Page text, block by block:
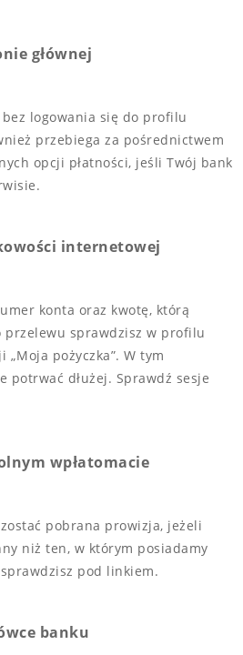
głównej
bez logowania się do profilu
przebiega za pośrednictwem
opcji płatności, jeśli Twój bank
internetowej
konta oraz kwotę, którą
przelewu sprawdzisz w profilu
„Moja pożyczka”. W tym
potrwać dłużej. Sprawdź sesje
wpłatomacie
pobrana prowizja, jeżeli
niż ten, w którym posiadamy
pod linkiem.
banku